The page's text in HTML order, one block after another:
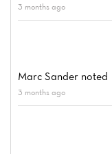
3 months ago
Marc Sander noted
3 months ago